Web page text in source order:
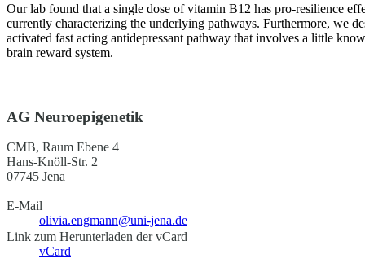
Our lab found that a single dose of vitamin B12 has pro-resilience
currently characterizing the underlying pathways. Furthermore, we
activated fast acting antidepressant pathway that involves a little
brain reward system.
AG Neuroepigenetik
CMB, Raum Ebene 4
Hans-Knöll-Str. 2
07745 Jena
E-Mail
olivia.engmann@uni-jena.de
Link zum Herunterladen der vCard
vCard